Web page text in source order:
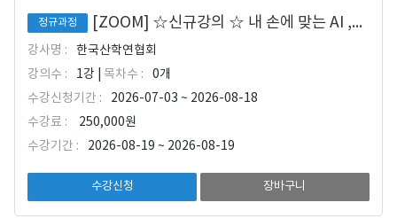
정규과정 [ZOOM] ☆신규강의 ☆ 내 손에 맞는 AI ,실무자 전용 프롬프트로 AI 길들이기
강사명 :
한국산학연협회
강의수 :
1강 | 목차수 :
0개
수강신청기간 :
2026-07-03 ~ 2026-08-18
수강료 :
250,000원
수강기간 :
2026-08-19 ~ 2026-08-19
수강신청 장바구니